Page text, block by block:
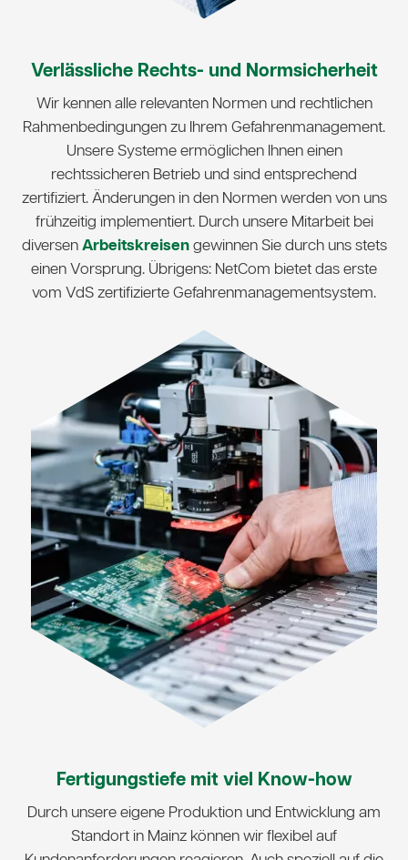
Verlässliche Rechts- und Normsicherheit
Wir kennen alle relevanten Normen und rechtlichen
Rahmenbedingungen zu Ihrem Gefahrenmanagement.
Unsere Systeme ermöglichen Ihnen einen
rechtssicheren Betrieb und sind entsprechend
zertifiziert. Änderungen in den Normen werden von uns
frühzeitig implementiert. Durch unsere Mitarbeit bei
diversen Arbeitskreisengewinnen Sie durch uns stets
einen Vorsprung. Übrigens: NetCom bietet das erste
vom VdS zertifizierte Gefahrenmanagementsystem.
Fertigungstiefe mit viel Know-how
Durch unsere eigene Produktion und Entwicklung am
Standort in Mainz können wir flexibel auf